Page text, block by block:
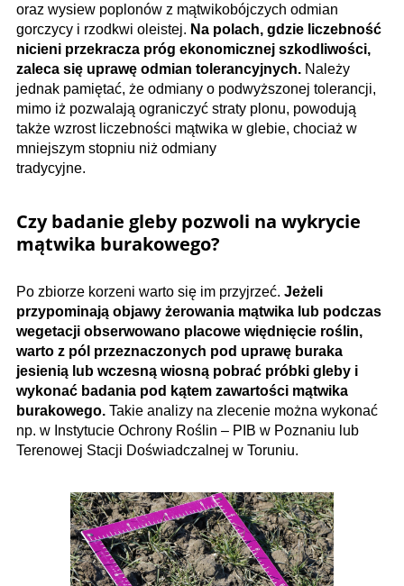
oraz wysiew poplonów z mątwikobójczych odmian
gorczycy i rzodkwi oleistej. Na polach, gdzie liczebność
nicieni przekracza próg ekonomicznej szkodliwości,
zaleca się uprawę odmian tolerancyjnych. Należy
jednak pamiętać, że odmiany o podwyższonej tolerancji,
mimo iż pozwalają ograniczyć straty plonu, powodują
także wzrost liczebności mątwika w glebie, chociaż w
mniejszym stopniu niż odmiany
tradycyjne.
Czy badanie gleby pozwoli na wykrycie
mątwika burakowego?
Po zbiorze korzeni warto się im przyjrzeć. Jeżeli
przypominają objawy żerowania mątwika lub podczas
wegetacji obserwowano placowe więdnięcie roślin,
warto z pól przeznaczonych pod uprawę buraka
jesienią lub wczesną wiosną pobrać próbki gleby i
wykonać badania pod kątem zawartości mątwika
burakowego. Takie analizy na zlecenie można wykonać
np. w Instytucie Ochrony Roślin – PIB w Poznaniu lub
Terenowej Stacji Doświadczalnej w Toruniu.